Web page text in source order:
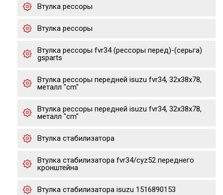
Втулка рессоры
Втулка рессоры
Втулка рессоры fvr34 (рессоры перед)-(серьга)
gsparts
Втулка рессоры передней isuzu fvr34, 32x38x78,
металл "cm"
Втулка рессоры передней isuzu fvr34, 32x38x78,
металл "cm"
Втулка стабилизатора
Втулка стабилизатора fvr34/cyz52 переднего
кронштейна
Втулка стабилизатора isuzu 1516890153